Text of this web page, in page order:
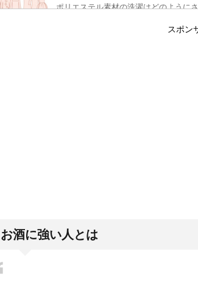
ポリエステル素材の洗濯はどのように
登山専門店をのぞいてみると様々なメ
スポン
お酒に強い人とは